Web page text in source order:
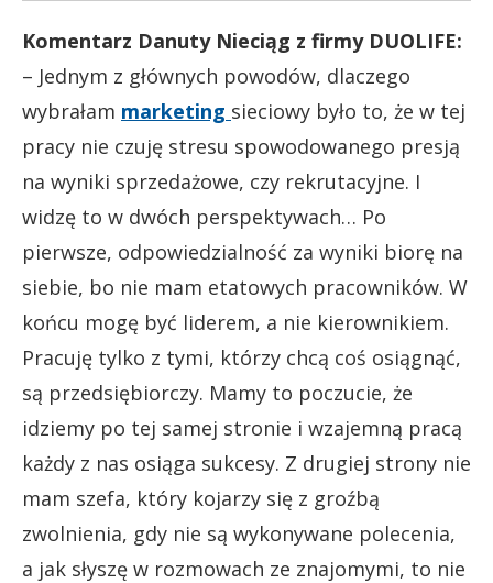
Komentarz Danuty Nieciąg z firmy DUOLIFE:
– Jednym z głównych powodów, dlaczego
wybrałam marketing sieciowy było to, że w tej
pracy nie czuję stresu spowodowanego presją
na wyniki sprzedażowe, czy rekrutacyjne. I
widzę to w dwóch perspektywach… Po
pierwsze, odpowiedzialność za wyniki biorę na
siebie, bo nie mam etatowych pracowników. W
końcu mogę być liderem, a nie kierownikiem.
Pracuję tylko z tymi, którzy chcą coś osiągnąć,
są przedsiębiorczy. Mamy to poczucie, że
idziemy po tej samej stronie i wzajemną pracą
każdy z nas osiąga sukcesy. Z drugiej strony nie
mam szefa, który kojarzy się z groźbą
zwolnienia, gdy nie są wykonywane polecenia,
a jak słyszę w rozmowach ze znajomymi, to nie